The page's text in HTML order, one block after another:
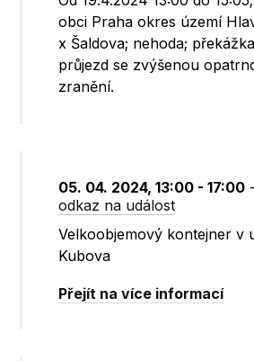
obci Praha okres území
x Šaldova; nehoda;
průjezd se zvýšenou
zranění.
05. 04. 2024, 13:00 - 17:00 -
odkaz na událost
Velkoobjemový kontejner v
Kubova
Přejít na více informací